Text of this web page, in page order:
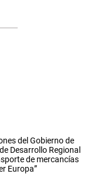
del Gobierno de
Desarrollo Regional
de mercancías
Europa”